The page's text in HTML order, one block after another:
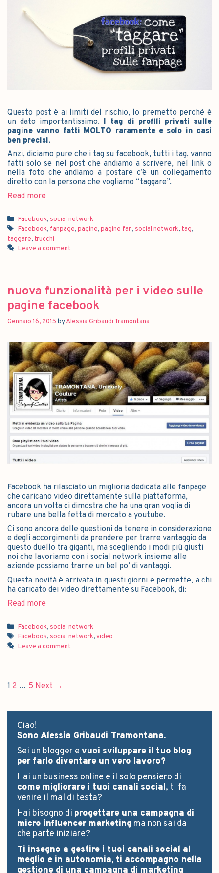
Questo post è ai limiti del rischio, lo premetto perché è
un dato importantissimo. I tag di profili privati sulle
pagine vanno fatti MOLTO raramente e solo in casi
ben precisi.
Anzi, diciamo pure che i tag su facebook, tutti i tag, vanno
fatti solo se nel post che andiamo a scrivere, nel link o
nella foto che andiamo a postare c’è un collegamento
diretto con la persona che vogliamo “taggare”.
Read more
Facebook, social network
Facebook, fanpage,pagine,pagine fan, social network, tag,
taggare, trucchi
Leave a comment
nuova funzionalità per i video sulle
pagine facebook
Gennaio 16, 2015 byAlessia Gribaudi Tramontana
Facebook ha rilasciato un miglioria dedicata alle fanpage
che caricano video direttamente sulla piattaforma,
ancora un volta ci dimostra che ha una gran voglia di
rubare una bella fetta di mercato a youtube.
Ci sono ancora delle questioni da tenere in considerazione
e degli accorgimenti da prendere per trarre vantaggio da
questo duello tra giganti, ma scegliendo i modi più giusti
noi che lavoriamo con i social network insieme alle
aziende possiamo trarne un bel po’ di vantaggi.
Questa novità è arrivata in questi giorni e permette, a chi
ha caricato dei video direttamente su Facebook, di:
Read more
Facebook, social network
Facebook, social network,video
Leave a comment
1 2 … 5 Next →
Ciao!
Sono Alessia Gribaudi Tramontana.
Sei un blogger e vuoi sviluppare il tuo blog
per farlo diventare un vero lavoro?
Hai un business online e il solo pensiero di
come migliorare i tuoi canali social, ti fa
venire il mal di testa?
Hai bisogno di progettare una campagna di
micro influencer marketing ma non sai da
che parte iniziare?
Ti insegno a gestire i tuoi canali social al
meglio e in autonomia, ti accompagno nella
gestione di una campagna di marketing